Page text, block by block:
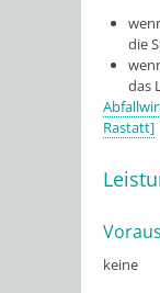
die
das
Rastatt]
keine